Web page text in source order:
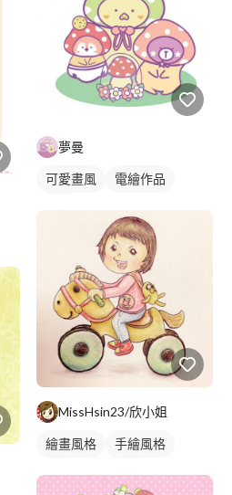
夢曼
可愛畫風
電繪作品
MissHsin23/欣小姐
繪畫風格
手繪風格